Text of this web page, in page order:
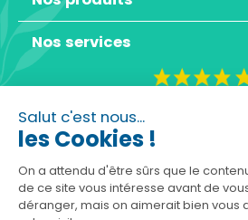
Salut c'est nous...
les Cookies !
On a attendu d'être sûrs que le
de ce site vous intéresse avant de
déranger, mais on aimerait bien
Nos services